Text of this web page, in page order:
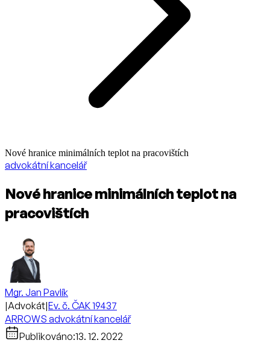
Nové hranice minimálních teplot na pracovištích
advokátní kancelář
Nové hranice minimálních teplot na
pracovištích
Mgr. Jan Pavlík
|Advokát|Ev. č. ČAK 19437
ARROWS advokátní kancelář
Publikováno:13. 12. 2022